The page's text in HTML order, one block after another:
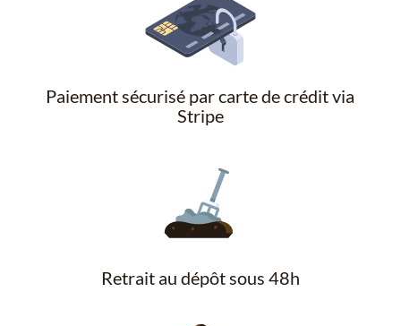
Paiement sécurisé par carte de crédit via
Stripe
Retrait au dépôt sous 48h